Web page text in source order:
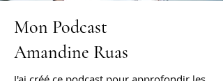
Mon Podcast
Amandine Ruas